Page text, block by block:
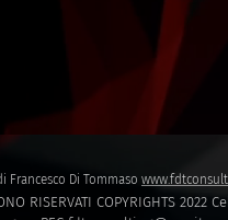
di Francesco Di Tommaso
RISERVATI COPYRIGHTS 2022